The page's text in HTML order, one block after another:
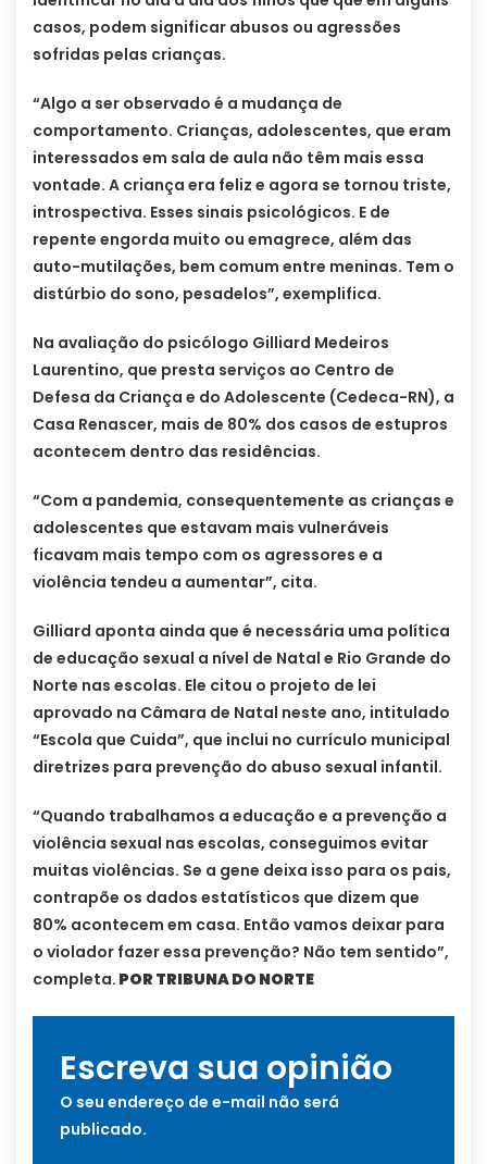
casos, podem significar abusos ou agressões
sofridas pelas crianças.
“Algo a ser observado é a mudança de
comportamento. Crianças, adolescentes, que eram
interessados em sala de aula não têm mais essa
vontade. A criança era feliz e agora se tornou triste,
introspectiva. Esses sinais psicológicos. E de
repente engorda muito ou emagrece, além das
auto-mutilações, bem comum entre meninas. Tem o
distúrbio do sono, pesadelos”, exemplifica.
Na avaliação do psicólogo Gilliard Medeiros
Laurentino, que presta serviços ao Centro de
Defesa da Criança e do Adolescente (Cedeca-RN), a
Casa Renascer, mais de 80% dos casos de estupros
acontecem dentro das residências.
“Com a pandemia, consequentemente as crianças e
adolescentes que estavam mais vulneráveis
ficavam mais tempo com os agressores e a
violência tendeu a aumentar”, cita.
Gilliard aponta ainda que é necessária uma política
de educação sexual a nível de Natal e Rio Grande do
Norte nas escolas. Ele citou o projeto de lei
aprovado na Câmara de Natal neste ano, intitulado
“Escola que Cuida”, que inclui no currículo municipal
diretrizes para prevenção do abuso sexual infantil.
“Quando trabalhamos a educação e a prevenção a
violência sexual nas escolas, conseguimos evitar
muitas violências. Se a gene deixa isso para os pais,
contrapõe os dados estatísticos que dizem que
80% acontecem em casa. Então vamos deixar para
o violador fazer essa prevenção? Não tem sentido”,
completa. POR TRIBUNA DO NORTE
Escreva sua opinião
O seu endereço de e-mail não será
publicado.